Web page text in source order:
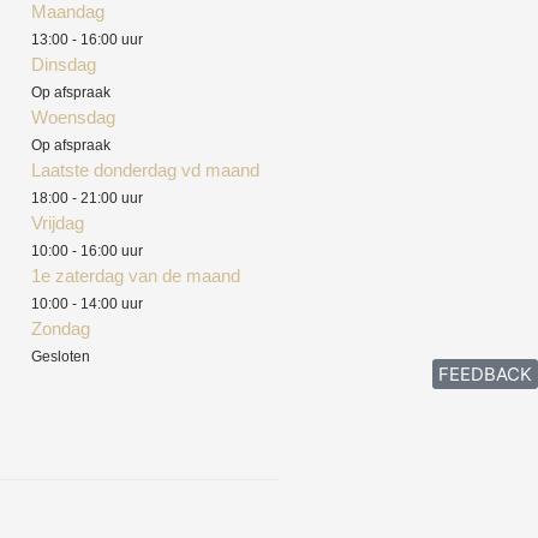
Maandag
13:00 - 16:00 uur
Dinsdag
Op afspraak
Woensdag
Op afspraak
Laatste donderdag vd maand
18:00 - 21:00 uur
Vrijdag
10:00 - 16:00 uur
1e zaterdag van de maand
10:00 - 14:00 uur
Zondag
Gesloten
FEEDBACK